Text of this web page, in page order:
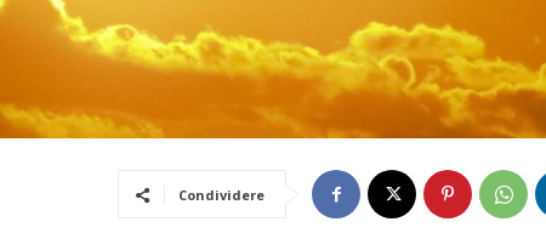
Condividere